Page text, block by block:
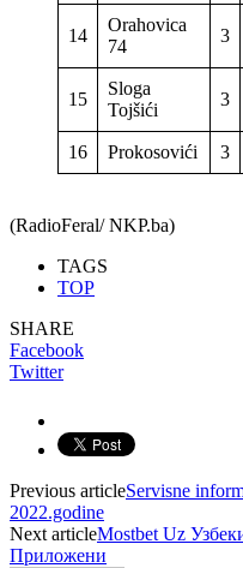
14
Orahovica
74
3
15
Sloga
Tojšići
3
16 Prokosovići 3
(RadioFeral/ NKP.ba)
TAGS
TOP
SHARE
Facebook
Twitter
Previous articleServisne
2022.godine
Next articleMostbet Uz
Приложени